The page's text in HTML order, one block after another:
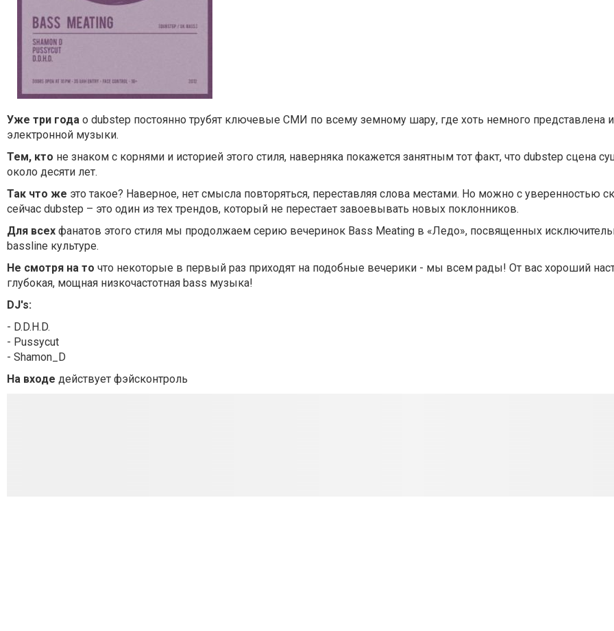
Уже три года о dubstep постоянно трубят ключевые СМИ по всему земному шару, где хоть немного представлена
электронной музыки.
Тем, кто не знаком с корнями и историей этого стиля, наверняка покажется занятным тот факт, что dubstep сцена
около десяти лет.
Так что же это такое? Наверное, нет смысла повторяться, переставляя слова местами. Но можно с уверенностью
сейчас dubstep – это один из тех трендов, который не перестает завоевывать новых поклонников.
Для всех фанатов этого стиля мы продолжаем серию вечеринок Bass Meating в «Ледо», посвященных
bassline культуре.
Не смотря на то что некоторые в первый раз приходят на подобные вечерики - мы всем рады! От вас хороший
глубокая, мощная низкочастотная bass музыка!
DJ's:
- D.D.H.D.
- Pussycut
- Shamon_D
На входе действует фэйсконтроль